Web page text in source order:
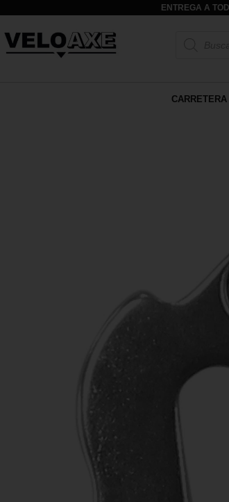
ENTREGA A